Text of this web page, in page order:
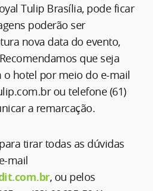
Tulip Brasília, pode ficar
poderão ser
nova data do evento,
que seja
hotel por meio do e-mail
ou telefone (61)
a remarcação.
tirar todas as dúvidas
mail
, ou pelos